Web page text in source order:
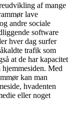
af mange
lave
andre sociale
software
hver dag surfer
trafik som
at de har kapacitet
Med
kan man
hvadenten
eller noget